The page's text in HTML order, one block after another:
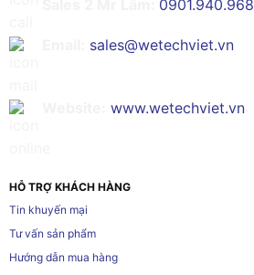
0901.940.968
sales@wetechviet.vn
www.wetechviet.vn
HỖ TRỢ KHÁCH HÀNG
Tin khuyến mại
Tư vấn sản phẩm
Hướng dẫn mua hàng